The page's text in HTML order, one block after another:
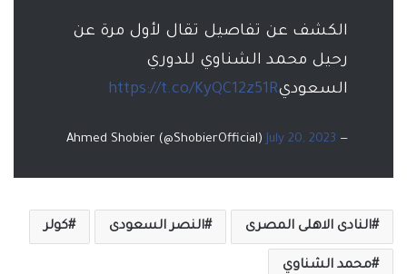
الكشف عن تفاصيل تقال لأول مرة عن
رحيل محمد الشناوي للدوري
السعوديhttps://t.co/KyQC12z51R
— Ahmed Shobier (@ShobierOfficial)
July 20, 2023
النادى الاهلى المصرى النصر السعودى كولر
محمد الشناوي